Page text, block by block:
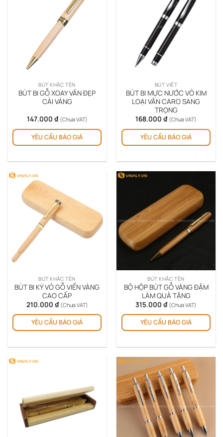
BÚT KHẮC TÊN
BÚT BI GỖ XOAY VÂN ĐẸP
CÀI VÀNG
147.000 ₫ (Chưa VAT)
YÊU CẦU BÁO GIÁ
BÚT VIẾT
BÚT BI MỰC NƯỚC VỎ KIM
LOẠI VÂN CARO SANG
TRỌNG
168.000 ₫ (Chưa VAT)
YÊU CẦU BÁO GIÁ
BÚT KHẮC TÊN
BÚT BI KÝ VỎ GỖ VIỀN VÀNG
CAO CẤP
210.000 ₫ (Chưa VAT)
YÊU CẦU BÁO GIÁ
BÚT KHẮC TÊN
BỘ HỘP BÚT GỖ VÀNG ĐẬM
LÀM QUÀ TẶNG
315.000 ₫ (Chưa VAT)
YÊU CẦU BÁO GIÁ